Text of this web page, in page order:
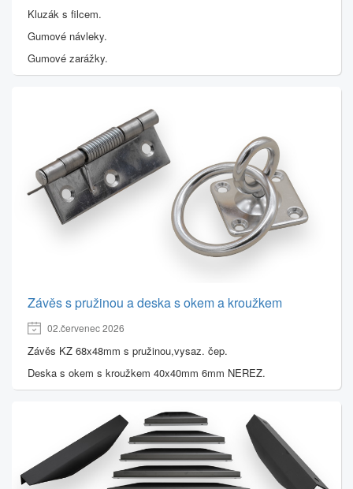
Kluzák s filcem.
Gumové návleky.
Gumové zarážky.
Závěs s pružinou a deska s okem a kroužkem
02.červenec 2026
Závěs KZ 68x48mm s pružinou,vysaz. čep.
Deska s okem s kroužkem 40x40mm 6mm NEREZ.